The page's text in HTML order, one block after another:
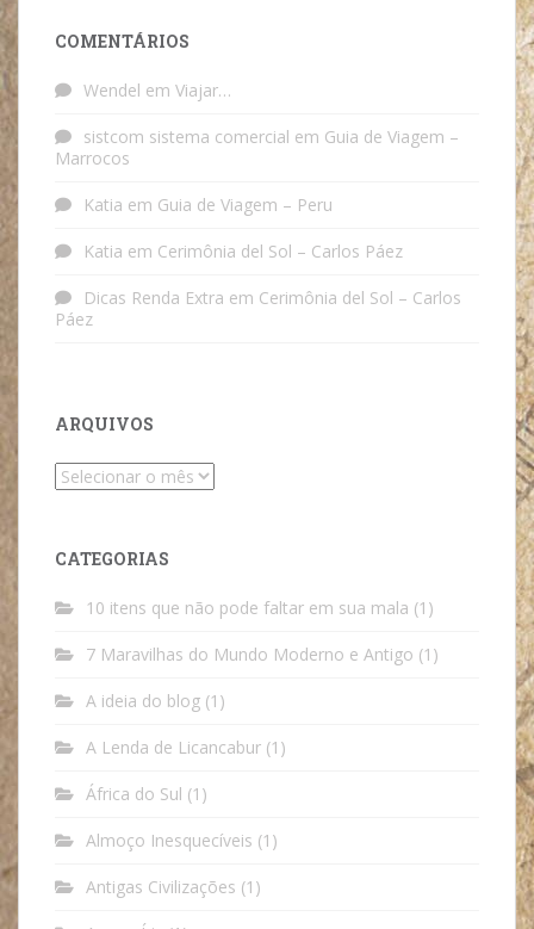
COMENTÁRIOS
Wendel em Viajar…
sistcom sistema comercial em Guia de Viagem –
Marrocos
Katia em Guia de Viagem – Peru
Katia em Cerimônia del Sol – Carlos Páez
Dicas Renda Extra em Cerimônia del Sol – Carlos
Páez
ARQUIVOS
Arquivos
CATEGORIAS
10 itens que não pode faltar em sua mala (1)
7 Maravilhas do Mundo Moderno e Antigo (1)
A ideia do blog (1)
A Lenda de Licancabur (1)
África do Sul (1)
Almoço Inesquecíveis (1)
Antigas Civilizações (1)